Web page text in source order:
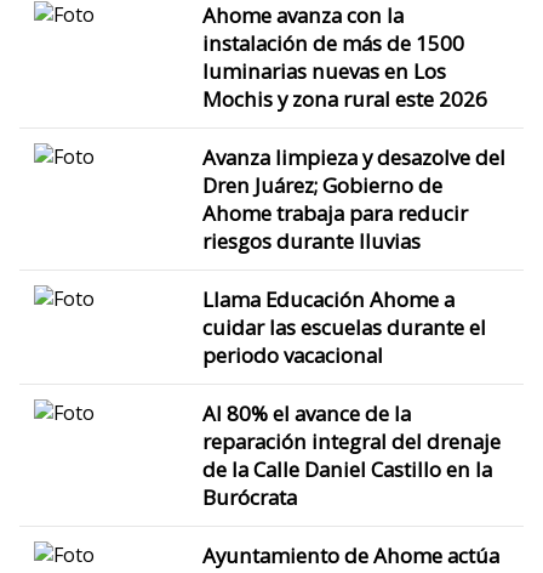
Ahome avanza con la
instalación de más de 1500
luminarias nuevas en Los
Mochis y zona rural este 2026
Avanza limpieza y desazolve del
Dren Juárez; Gobierno de
Ahome trabaja para reducir
riesgos durante lluvias
Llama Educación Ahome a
cuidar las escuelas durante el
periodo vacacional
Al 80% el avance de la
reparación integral del drenaje
de la Calle Daniel Castillo en la
Burócrata
Ayuntamiento de Ahome actúa